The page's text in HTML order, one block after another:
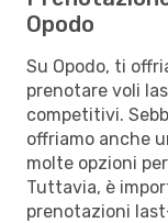
Opodo
Su Opodo, ti
prenotare voli
competitivi.
offriamo anche
molte opzioni
Tuttavia, è
prenotazioni